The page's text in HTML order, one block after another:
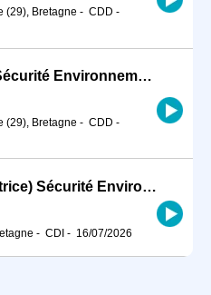
(29), Bretagne - CDD -
Responsable Hygiène Sécurité Environnement (H/F)
(29), Bretagne - CDD -
Assistant(e) Animateur(trice) Sécurité Environnement (H/F)
- CDI - 16/07/2026